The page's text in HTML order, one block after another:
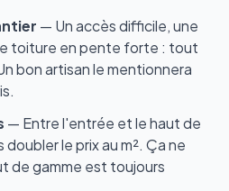
— Un accès difficile, une
toiture en pente forte : tout
bon artisan le mentionnera
— Entre l'entrée et le haut de
le prix au m². Ça ne
de gamme est toujours